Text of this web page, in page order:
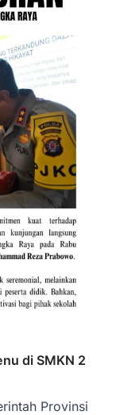
di SMKN 2
Provinsi